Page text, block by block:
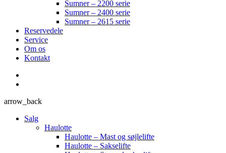
Sumner – 2200 serie
Sumner – 2400 serie
Sumner – 2615 serie
Reservedele
Service
Om os
Kontakt
arrow_back
Salg
Haulotte
Haulotte – Mast og søjlelifte
Haulotte – Sakselifte